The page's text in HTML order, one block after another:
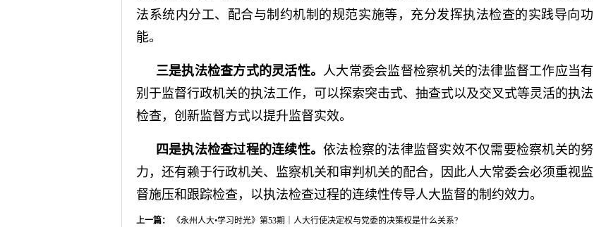
法系统内分工、配合与制约机制的规范实施等，充分发挥执法检查的实践导向功
能。
三是执法检查方式的灵活性。 人大常委会监督检察机关的法律监督工作应当有
别于监督行政机关的执法工作，可以探索突击式、抽查式以及交叉式等灵活的执法
检查，创新监督方式以提升监督实效。
四是执法检查过程的连续性。依法检察的法律监督实效不仅需要检察机关的努
力，还有赖于行政机关、监察机关和审判机关的配合，因此人大常委会必须重视监
督施压和跟踪检查，以执法检查过程的连续性传导人大监督的制约效力。
上一篇： 《永州人大•学习时光》第53期｜人大行使决定权与党委的决策权是什么关系?